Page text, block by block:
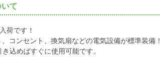
て
荷です！
コンセント、換気扇などの電気設備が標準装備！
込めばすぐに使用可能です。